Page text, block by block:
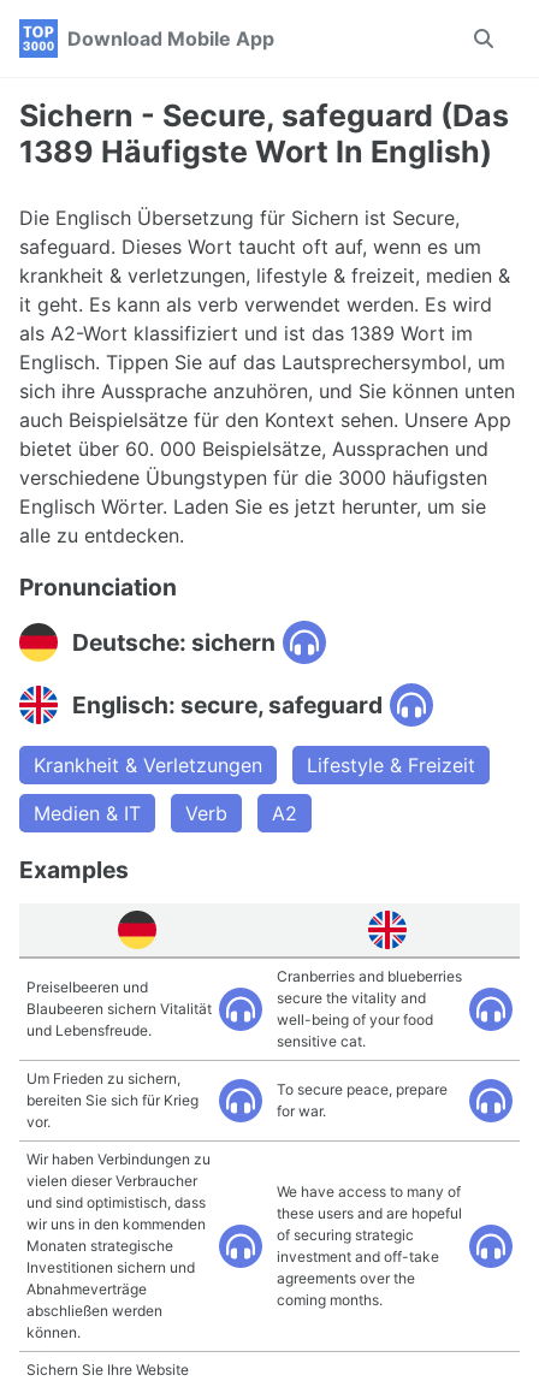
Skip
navigation
Skip
Skip
Download Mobile App
Toggle
Sichern - Secure, safeguard (Das
1389 Häufigste Wort In English)
Die Englisch Übersetzung für Sichern ist Secure,
safeguard. Dieses Wort taucht oft auf, wenn es um
krankheit & verletzungen, lifestyle & freizeit, medien &
it geht. Es kann als verb verwendet werden. Es wird
als A2-Wort klassifiziert und ist das 1389 Wort im
Englisch. Tippen Sie auf das Lautsprechersymbol, um
sich ihre Aussprache anzuhören, und Sie können unten
auch Beispielsätze für den Kontext sehen. Unsere App
bietet über 60. 000 Beispielsätze, Aussprachen und
verschiedene Übungstypen für die 3000 häufigsten
Englisch Wörter. Laden Sie es jetzt herunter, um sie
alle zu entdecken.
Pronunciation
Deutsche: sichern
Englisch: secure, safeguard
Krankheit & Verletzungen
Lifestyle & Freizeit
Medien & IT
Verb A2
Examples
Preiselbeeren und
Blaubeeren sichern Vitalität
und Lebensfreude.
Cranberries and blueberries
secure the vitality and
well-being of your food
sensitive cat.
Um Frieden zu sichern,
bereiten Sie sich für Krieg
vor.
To secure peace, prepare
for war.
Wir haben Verbindungen zu
vielen dieser Verbraucher
und sind optimistisch, dass
wir uns in den kommenden
Monaten strategische
Investitionen sichern und
Abnahmeverträge
abschließen werden
können.
We have access to many of
these users and are hopeful
of securing strategic
investment and off-take
agreements over the
coming months.
Sichern Sie Ihre Website